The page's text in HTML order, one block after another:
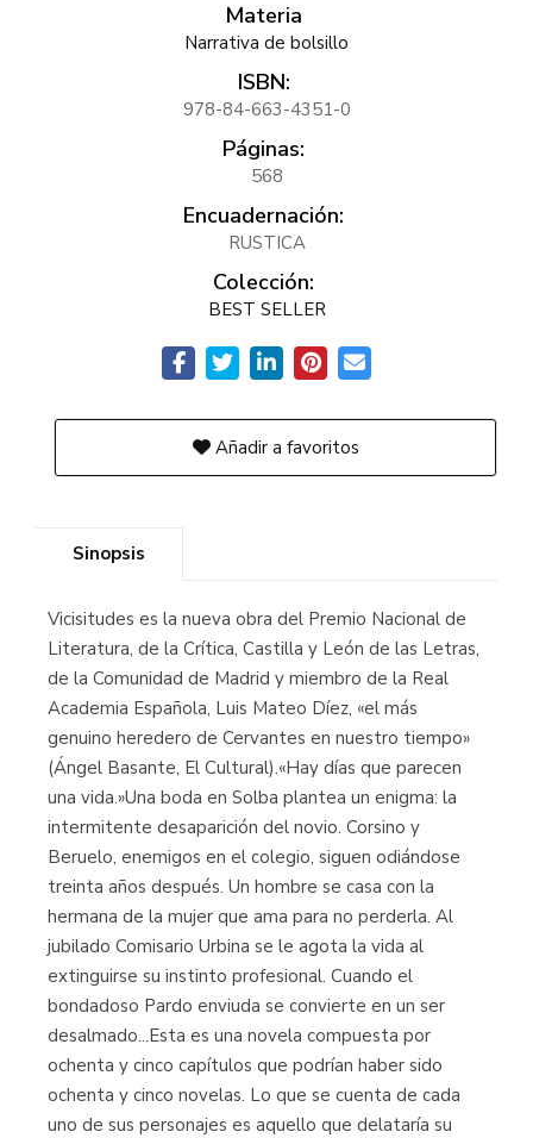
Materia
Narrativa de bolsillo
ISBN:
978-84-663-4351-0
Páginas:
568
Encuadernación:
RUSTICA
Colección:
BEST SELLER
Añadir a favoritos
Sinopsis
Vicisitudes es la nueva obra del Premio Nacional de
Literatura, de la Crítica, Castilla y León de las Letras,
de la Comunidad de Madrid y miembro de la Real
Academia Española, Luis Mateo Díez, «el más
genuino heredero de Cervantes en nuestro tiempo»
(Ángel Basante, El Cultural).«Hay días que parecen
una vida.»Una boda en Solba plantea un enigma: la
intermitente desaparición del novio. Corsino y
Beruelo, enemigos en el colegio, siguen odiándose
treinta años después. Un hombre se casa con la
hermana de la mujer que ama para no perderla. Al
jubilado Comisario Urbina se le agota la vida al
extinguirse su instinto profesional. Cuando el
bondadoso Pardo enviuda se convierte en un ser
desalmado...Esta es una novela compuesta por
ochenta y cinco capítulos que podrían haber sido
ochenta y cinco novelas. Lo que se cuenta de cada
uno de sus personajes es aquello que delataría su